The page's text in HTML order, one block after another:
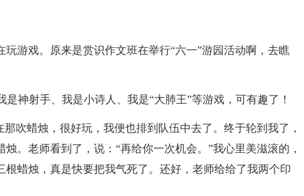
游戏。原来是赏识作文班在举行“六一”游园活动啊，去瞧
神射手、我是小诗人、我是“大肺王”等游戏，可有趣了！
吹蜡烛，很好玩，我便也排到队伍中去了。终于轮到我了，
。老师看到了，说：“再给你一次机会。”我心里美滋滚的，
蜡烛，真是快要把我气死了。还好，老师给给了我两个印